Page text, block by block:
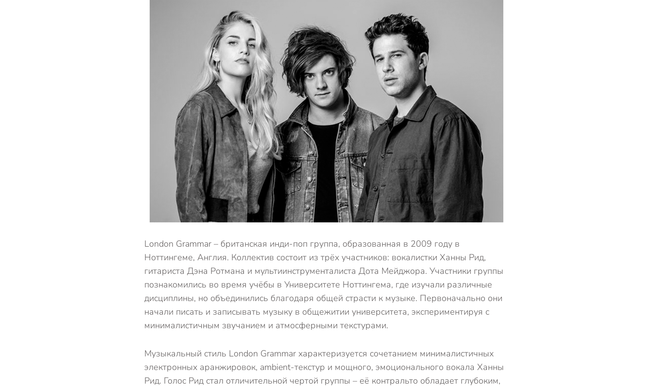
London Grammar – британская инди-поп группа, образованная в 2009 году в
Ноттингеме, Англия. Коллектив состоит из трёх участников: вокалистки Ханны Рид,
гитариста Дэна Ротмана и мультиинструменталиста Дота Мейджора. Участники группы
познакомились во время учёбы в Университете Ноттингема, где изучали различные
дисциплины, но объединились благодаря общей страсти к музыке. Первоначально они
начали писать и записывать музыку в общежитии университета, экспериментируя с
минималистичным звучанием и атмосферными текстурами.
Музыкальный стиль London Grammar характеризуется сочетанием минималистичных
электронных аранжировок, ambient-текстур и мощного, эмоционального вокала Ханны
Рид. Голос Рид стал отличительной чертой группы – её контральто обладает глубоким,